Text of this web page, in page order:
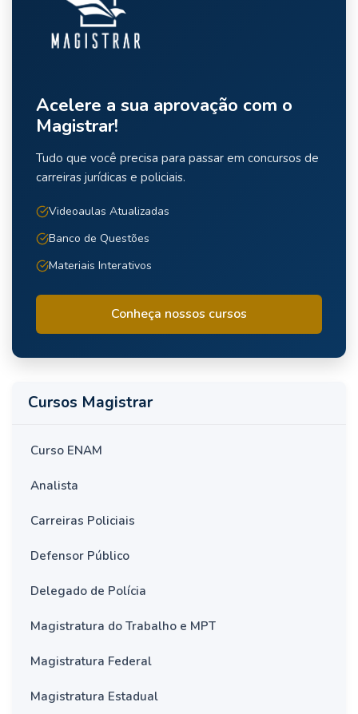
Acelere a sua aprovação com o
Magistrar!
Tudo que você precisa para passar em concursos de
carreiras jurídicas e policiais.
Videoaulas Atualizadas
Banco de Questões
Materiais Interativos
Conheça nossos cursos
Cursos Magistrar
Curso ENAM
Analista
Carreiras Policiais
Defensor Público
Delegado de Polícia
Magistratura do Trabalho e MPT
Magistratura Federal
Magistratura Estadual